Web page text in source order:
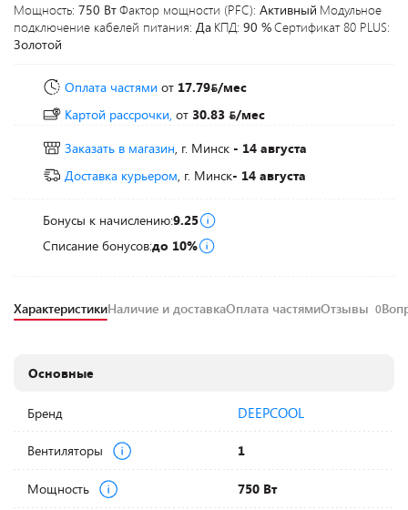
Мощность: 750 ВтФактор мощности (PFC): Активный Модульное
подключение кабелей питания: Да КПД: 90 %Сертификат 80 PLUS:
Золотой
Оплата частями от 17.79 /мес
Картой рассрочки, от 30.83
/мес
Заказать в магазин, г. Минск - 14 августа
Доставка курьером, г. Минск- 14 августа
Бонусы к начислению:9.25
Списание бонусов:до 10%
ХарактеристикиНаличие и доставкаОплата частямиОтзывы 0
Основные
Бренд DEEPCOOL
Вентиляторы 1
Мощность 750 Вт